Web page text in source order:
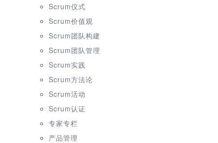
Scrum仪式
Scrum价值观
Scrum团队构建
Scrum团队管理
Scrum实践
Scrum方法论
Scrum活动
Scrum认证
专家专栏
产品管理